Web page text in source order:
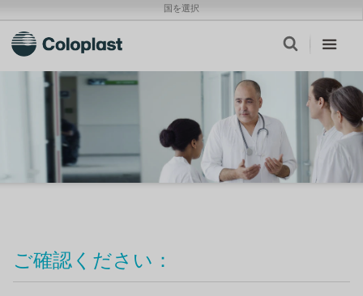
国を選択
ご確認ください：